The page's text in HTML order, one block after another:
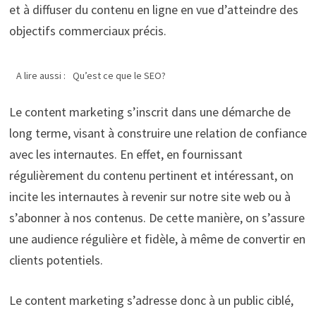
et à diffuser du contenu en ligne en vue d’atteindre des
objectifs commerciaux précis.
A lire aussi : Qu’est ce que le SEO?
Le content marketing s’inscrit dans une démarche de
long terme, visant à construire une relation de confiance
avec les internautes. En effet, en fournissant
régulièrement du contenu pertinent et intéressant, on
incite les internautes à revenir sur notre site web ou à
s’abonner à nos contenus. De cette manière, on s’assure
une audience régulière et fidèle, à même de convertir en
clients potentiels.
Le content marketing s’adresse donc à un public ciblé,